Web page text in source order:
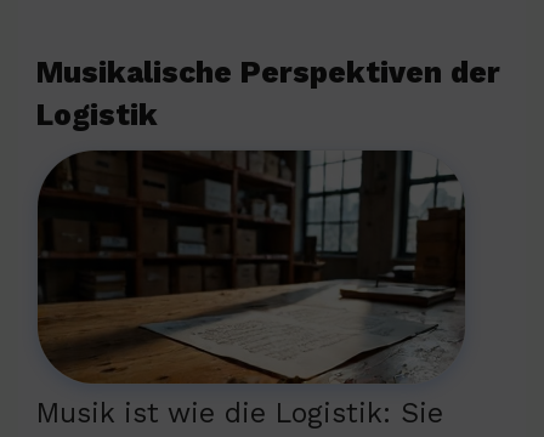
Musikalische Perspektiven der
Logistik
Musik ist wie die Logistik: Sie